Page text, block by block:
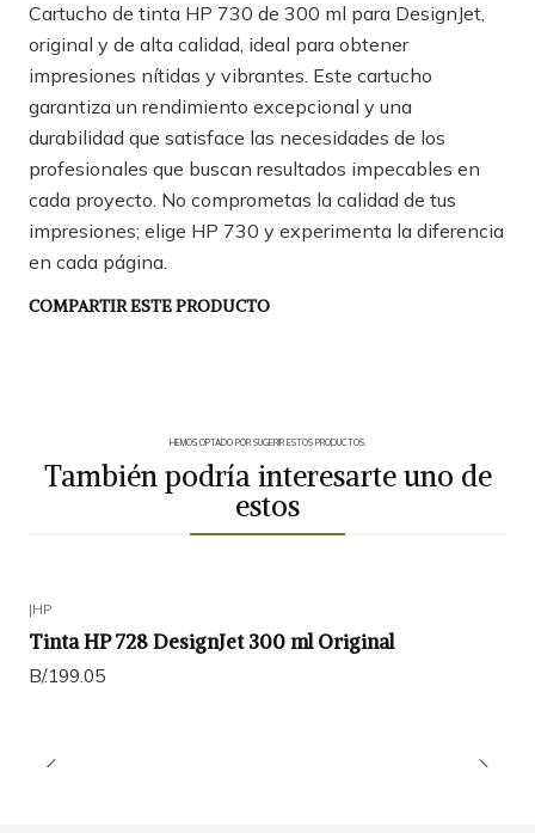
Cartucho de tinta HP 730 de 300 ml para DesignJet,
original y de alta calidad, ideal para obtener
impresiones nítidas y vibrantes. Este cartucho
garantiza un rendimiento excepcional y una
durabilidad que satisface las necesidades de los
profesionales que buscan resultados impecables en
cada proyecto. No comprometas la calidad de tus
impresiones; elige HP 730 y experimenta la diferencia
en cada página.
COMPARTIR ESTE PRODUCTO
HEMOS OPTADO POR SUGERIR ESTOS PRODUCTOS.
También podría interesarte uno de
estos
|HP
Tinta HP 728 DesignJet 300 ml Original
B/.199.05